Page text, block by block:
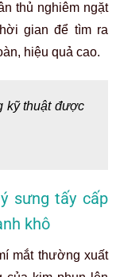
thủ nghiêm ngặt
gian để tìm ra
hiệu quả cao.
kỹ thuật được
sưng tấy cấp
khô
mắt thường xuất